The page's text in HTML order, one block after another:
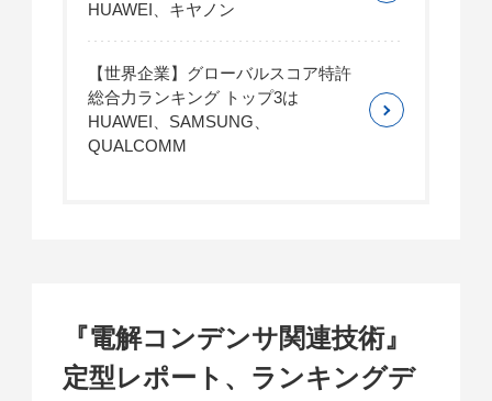
HUAWEI、キヤノン
【世界企業】グローバルスコア特許
総合力ランキング トップ3は
HUAWEI、SAMSUNG、
QUALCOMM
『電解コンデンサ関連技術』
定型レポート、ランキングデ